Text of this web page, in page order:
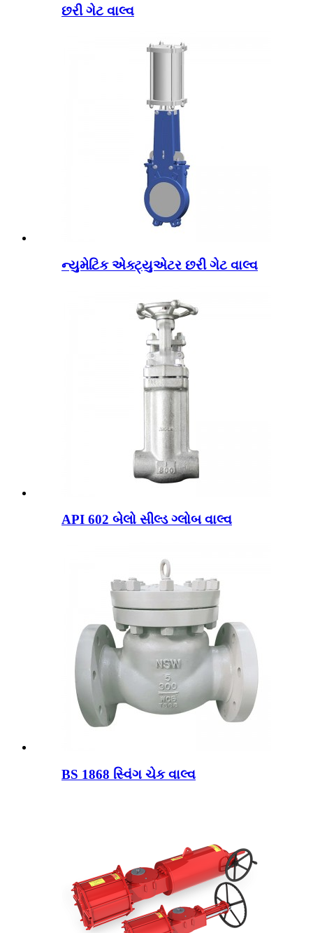
છરી ગેટ વાલ્વ
ન્યુમેટિક એક્ટ્યુએટર છરી ગેટ વાલ્વ
API 602 બેલો સીલ્ડ ગ્લોબ વાલ્વ
BS 1868 સ્વિંગ ચેક વાલ્વ